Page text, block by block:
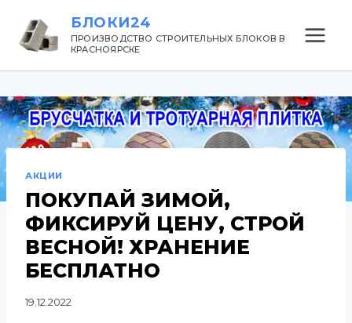
БЛОКИ24
ПРОИЗВОДСТВО СТРОИТЕЛЬНЫХ БЛОКОВ В
КРАСНОЯРСКЕ
АКЦИИ
ПОКУПАЙ ЗИМОЙ,
ФИКСИРУЙ ЦЕНУ, СТРОЙ
ВЕСНОЙ! ХРАНЕНИЕ
БЕСПЛАТНО
19.12.2022